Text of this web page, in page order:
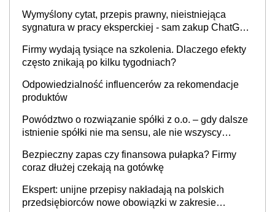
Wymyślony cytat, przepis prawny, nieistniejąca
sygnatura w pracy eksperckiej - sam zakup ChatGPT
Firmy wydają tysiące na szkolenia. Dlaczego efekty
często znikają po kilku tygodniach?
Odpowiedzialność influencerów za rekomendacje
produktów
Powództwo o rozwiązanie spółki z o.o. – gdy dalsze
istnienie spółki nie ma sensu, ale nie wszyscy
Bezpieczny zapas czy finansowa pułapka? Firmy
coraz dłużej czekają na gotówkę
Ekspert: unijne przepisy nakładają na polskich
przedsiębiorców nowe obowiązki w zakresie